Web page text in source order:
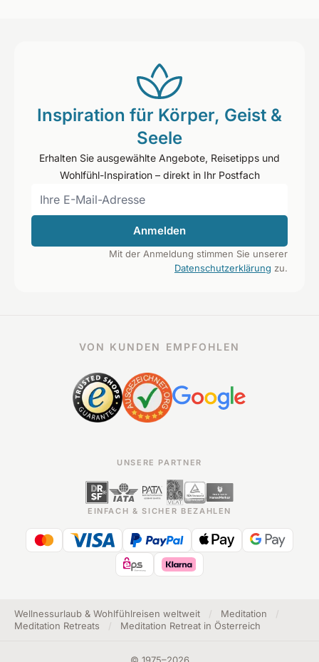
Inspiration für Körper, Geist &
Seele
Erhalten Sie ausgewählte Angebote, Reisetipps und
Wohlfühl-Inspiration – direkt in Ihr Postfach
Anmelden
Mit der Anmeldung stimmen Sie unserer
Datenschutzerklärung zu.
VON KUNDEN EMPFOHLEN
UNSERE PARTNER
EINFACH & SICHER BEZAHLEN
Wellnessurlaub & Wohlfühlreisen weltweit Meditation
Meditation Retreats
Meditation Retreat in Österreich